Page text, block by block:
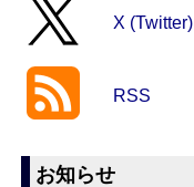
X (Twitter)
RSS
お知らせ